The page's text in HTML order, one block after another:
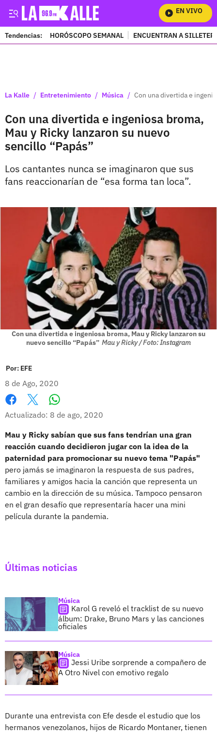
EN VIVO
Tendencias: HORÓSCOPO SEMANAL ENCUENTRAN A
La Kalle / Entretenimiento / Música / Con una divertida e
Con una divertida e ingeniosa broma,
Mau y Ricky lanzaron su nuevo
sencillo “Papás”
Los cantantes nunca se imaginaron que sus
fans reaccionarían de “esa forma tan loca”.
Con una divertida e ingeniosa broma, Mau y Ricky lanzaron su
nuevo sencillo “Papás” Mau y Ricky / Foto: Instagram
Por: EFE
8 de Ago, 2020
Facebook
X
Actualizado: 8 de ago, 2020
Mau y Ricky sabían que sus fans tendrían una gran
reacción cuando decidieron jugar con la idea de la
paternidad para promocionar su nuevo tema "Papás"
pero jamás se imaginaron la respuesta de sus padres,
familiares y amigos hacia la canción que representa un
cambio en la dirección de su música. Tampoco pensaron
en el gran desafío que representaría hacer una mini
película durante la pandemia.
Últimas noticias
Música
Karol G reveló el tracklist de su nuevo
álbum: Drake, Bruno Mars y las canciones
oficiales
Música
Jessi Uribe sorprende a compañero de
A Otro Nivel con emotivo regalo
Durante una entrevista con Efe desde el estudio que los
hermanos venezolanos, hijos de Ricardo Montaner, tienen